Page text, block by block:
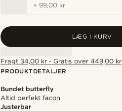
+ 99,00 kr
LÆG I KURV
Fragt 34,00 kr - Gratis over 449,00 kr
PRODUKTDETALJER
Bundet butterfly
Altid perfekt facon
Justerbar